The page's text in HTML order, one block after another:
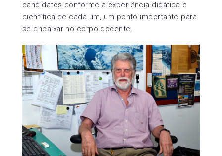
candidatos conforme a experiência didática e
científica de cada um, um ponto importante para
se encaixar no corpo docente.